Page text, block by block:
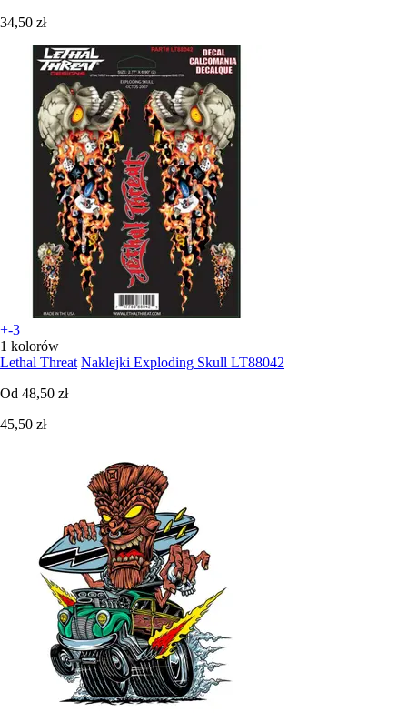
34,50 zł
+-3
1 kolorów
Lethal Threat Naklejki Exploding Skull LT88042
Od 48,50 zł
45,50 zł